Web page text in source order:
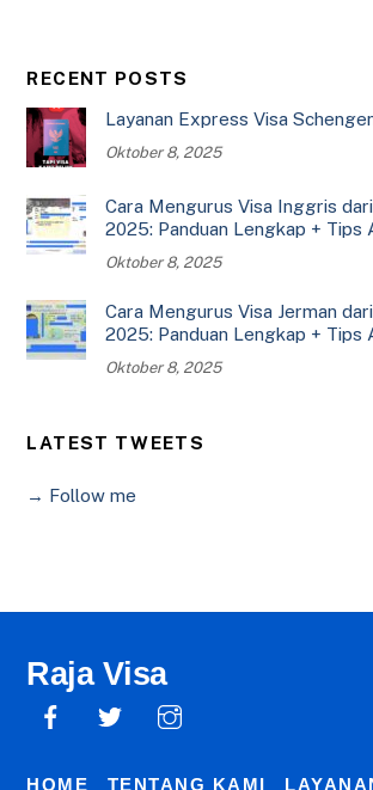
RECENT POSTS
Layanan Express Visa
Oktober 8, 2025
Cara Mengurus Visa Inggris
2025: Panduan Lengkap + Tips
Oktober 8, 2025
Cara Mengurus Visa Jerman
2025: Panduan Lengkap + Tips
Oktober 8, 2025
LATEST TWEETS
→ Follow me
Raja Visa
HOME TENTANG KAMI